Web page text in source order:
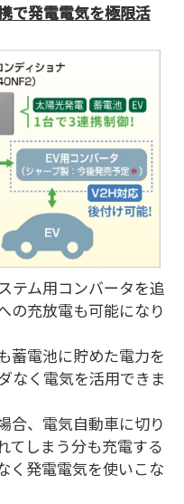
で発電電気を極限活
テム用コンバータを追
の充放電も可能になり
蓄電池に貯めた電力を
なく電気を活用できま
合、電気自動車に切り
てしまう分も充電する
く発電電気を使いこな